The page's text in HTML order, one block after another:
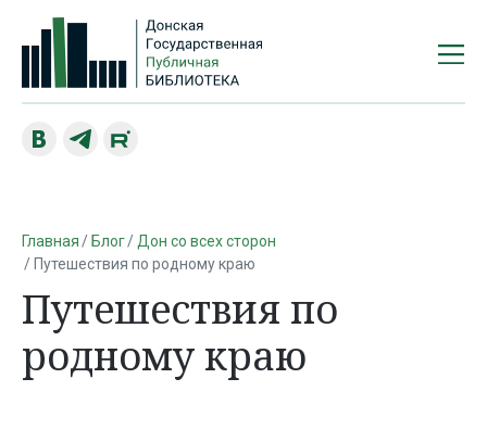
Главная Блог
Дон со всех сторон
Путешествия по родному краю
Путешествия по
родному краю